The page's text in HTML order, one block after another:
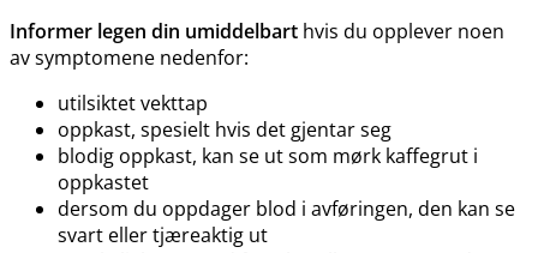
Informer legen din umiddelbart hvis du opplever noen
av symptomene nedenfor:
utilsiktet vekttap
oppkast, spesielt hvis det gjentar seg
blodig oppkast, kan se ut som mørk kaffegrut i
oppkastet
dersom du oppdager blod i avføringen, den kan se
svart eller tjæreaktig ut